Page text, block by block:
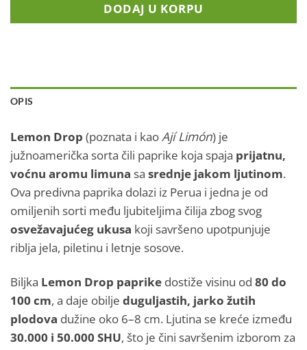
DODAJ U KORPU
OPIS
Lemon Drop (poznata i kaoAjí Limón) je
južnoamerička sorta čili paprike koja spaja prijatnu,
voćnu aromu limuna sa srednje jakom ljutinom.
Ova predivna paprika dolazi iz Perua i jedna je od
omiljenih sorti među ljubiteljima čilija zbog svog
osvežavajućeg ukusa koji savršeno upotpunjuje
riblja jela, piletinu i letnje sosove.
Biljka Lemon Drop paprike dostiže visinu od 80 do
100 cm, a daje obilje duguljastih, jarko žutih
plodova dužine oko 6–8 cm. Ljutina se kreće između
30.000 i 50.000 SHU, što je čini savršenim izborom za